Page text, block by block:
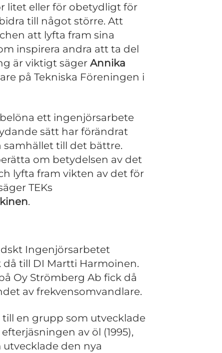
litet eller för obetydligt för
till något större. Att
att lyfta fram sina
inspirera andra att ta del
är viktigt säger Annika
på Tekniska Föreningen i
ett ingenjörsarbete
sätt har förändrat
samhället till det bättre.
om betydelsen av det
lyfta fram vikten av det för
TEKs
.
Ingenjörsarbetet
då till DI Martti Harmoinen.
Oy Strömberg Ab fick då
av frekvensomvandlare.
till en grupp som utvecklade
av öl (1995),
den nya